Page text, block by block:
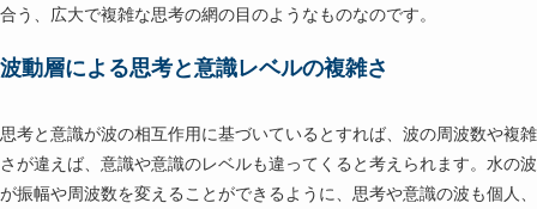
合う、広大で複雑な思考の網の目のようなものなのです。
波動層による思考と意識レベルの複雑さ
思考と意識が波の相互作用に基づいているとすれば、波の周波数や複雑
さが違えば、意識や意識のレベルも違ってくると考えられます。水の波
が振幅や周波数を変えることができるように、思考や意識の波も個人、